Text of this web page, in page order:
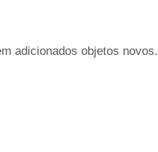
adicionados objetos novos.